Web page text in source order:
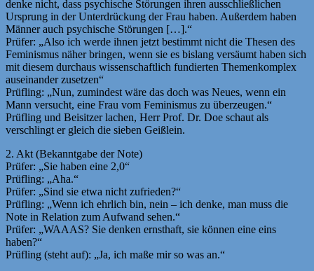
denke nicht, dass psychische Störungen ihren ausschließlichen
Ursprung in der Unterdrückung der Frau haben. Außerdem haben
Männer auch psychische Störungen […].“
Prüfer: „Also ich werde ihnen jetzt bestimmt nicht die Thesen des
Feminismus näher bringen, wenn sie es bislang versäumt haben sich
mit diesem durchaus wissenschaftlich fundierten Themenkomplex
auseinander zusetzen“
Prüfling: „Nun, zumindest wäre das doch was Neues, wenn ein
Mann versucht, eine Frau vom Feminismus zu überzeugen.“
Prüfling und Beisitzer lachen, Herr Prof. Dr. Doe schaut als
verschlingt er gleich die sieben Geißlein.
2. Akt (Bekanntgabe der Note)
Prüfer: „Sie haben eine 2,0“
Prüfling: „Aha.“
Prüfer: „Sind sie etwa nicht zufrieden?“
Prüfling: „Wenn ich ehrlich bin, nein – ich denke, man muss die
Note in Relation zum Aufwand sehen.“
Prüfer: „WAAAS? Sie denken ernsthaft, sie können eine eins
haben?“
Prüfling (steht auf): „Ja, ich maße mir so was an.“